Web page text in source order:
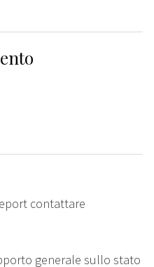
contattare
generale sullo stato